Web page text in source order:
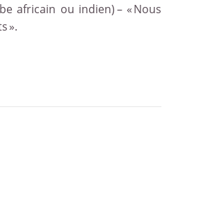
africain ou indien) – « Nous
».